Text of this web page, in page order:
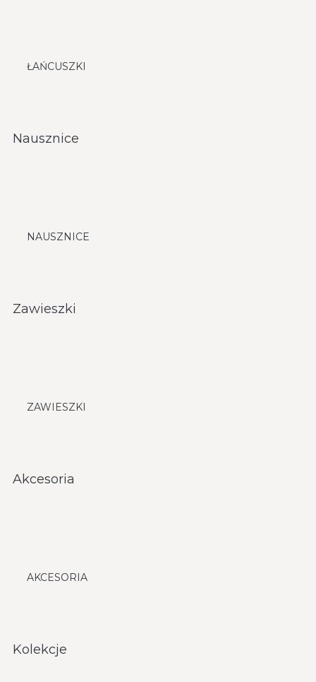
ŁAŃCUSZKI
Nausznice
NAUSZNICE
Zawieszki
ZAWIESZKI
Akcesoria
AKCESORIA
Kolekcje